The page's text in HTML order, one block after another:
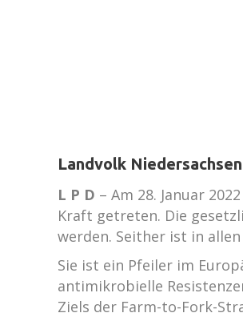
Landvolk
L P D – Am 28. Januar
Kraft getreten. Die
werden. Seither ist in
Sie ist ein Pfeiler im
antimikrobielle
Ziels der Farm-to-Fork-